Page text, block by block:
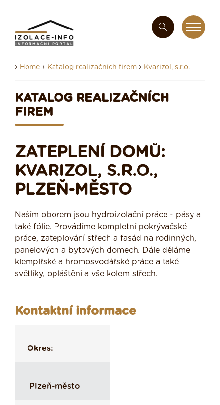
› Home › Katalog realizačních firem › Kvarizol, s.r.o.
KATALOG REALIZAČNÍCH
FIREM
ZATEPLENÍ DOMŮ:
KVARIZOL, S.R.O.,
PLZEŇ-MĚSTO
Naším oborem jsou hydroizolační práce - pásy a
také fólie. Provádíme kompletní pokrývačské
práce, zateplování střech a fasád na rodinných,
panelových a bytových domech. Dále děláme
klempířské a hromosvodářské práce a také
světlíky, opláštění a vše kolem střech.
Kontaktní informace
Okres:
Plzeň-město